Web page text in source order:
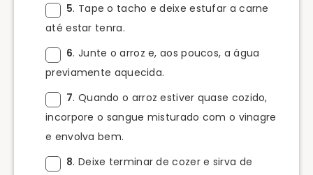
5. Tape o tacho e deixe estufar a carne
até estar tenra.
6. Junte o arroz e, aos poucos, a água
previamente aquecida.
7. Quando o arroz estiver quase cozido,
incorpore o sangue misturado com o vinagre
e envolva bem.
8. Deixe terminar de cozer e sirva de